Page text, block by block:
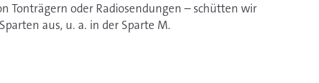
Tonträgern oder Radiosendungen – schütten wir
aus, u. a. in der Sparte M.